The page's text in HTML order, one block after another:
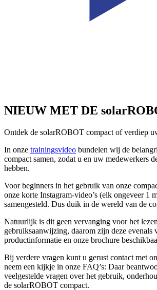
NIEUW MET DE
Ontdek de solarROBOT compact of verdiep
In onze trainingsvideo bundelen wij de
compact samen, zodat u en uw medewerkers
hebben.
Voor beginners in het gebruik van onze
onze korte Instagram-video’s (elk ongeveer 1
samengesteld. Dus duik in de wereld van de
Natuurlijk is dit geen vervanging voor het
gebruiksaanwijzing, daarom zijn deze evenals
productinformatie en onze brochure
Bij verdere vragen kunt u gerust contact met
neem een kijkje in onze FAQ’s: Daar
veelgestelde vragen over het gebruik,
de solarROBOT compact.